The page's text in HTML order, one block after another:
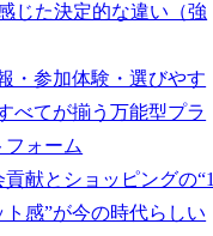
じた決定的な違い（強
・参加体験・選びやす
べてが揃う万能型プラ
フォーム
貢献とショッピングの“1
ト感”が今の時代らしい